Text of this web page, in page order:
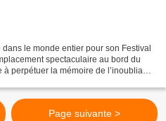
le monde entier pour son Festival
spectaculaire au bord du
perpétuer la mémoire de l’inoubliable
Page suivante >